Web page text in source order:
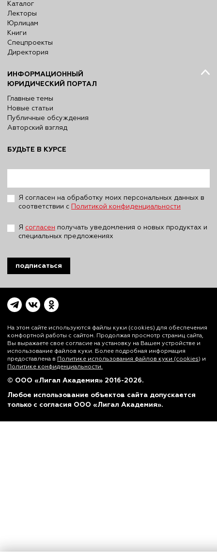
Каталог
Лекторы
Юрлицам
Книги
Спецпроекты
Директория
ИНФОРМАЦИОННЫЙ
ЮРИДИЧЕСКИЙ ПОРТАЛ
Главные темы
Новые статьи
Публичные обсуждения
Авторский взгляд
БУДЬТЕ В КУРСЕ
Я согласен на обработку моих персональных данных в
соответствии с
Политикой конфиденциальности
Я согласен получать уведомления о новых продуктах и
специальных предложениях
подписаться
На этом сайте используются файлы куки (cookies) для обеспечения
комфортной работы с сайтом. Продолжая просмотр страниц сайта,
Вы выражаете свое согласие на установку на Вашем устройстве и
использование файлов куки. Более подробная информация
предоставлена в Политике использования файлов куки (cookies) и
Политике конфиденциальности.
© ООО «Лигал Академия» 2016-2026.
Любое использование объектов сайта допускается
только с согласия ООО «Лигал Академия».